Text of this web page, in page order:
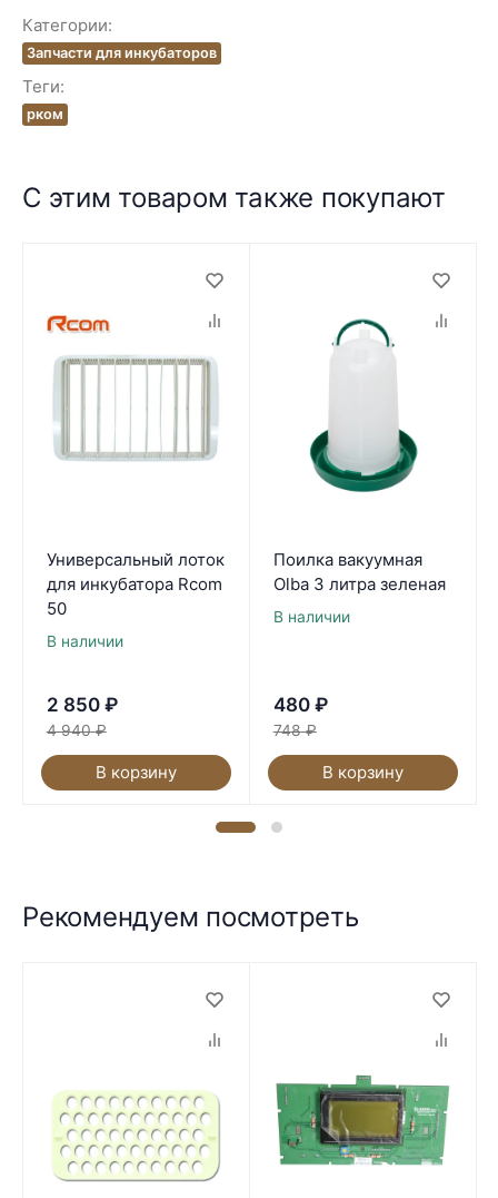
Категории:
Запчасти для инкубаторов
Теги:
рком
С этим товаром также покупают
Универсальный лоток
для инкубатора Rcom
50
В наличии
2 850 ₽
4 940 ₽
В корзину
Поилка вакуумная
Olba 3 литра зеленая
В наличии
480 ₽
748 ₽
В корзину
Рекомендуем посмотреть